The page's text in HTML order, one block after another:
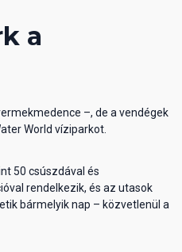
a
–, de a vendégek
World víziparkot.
50 csúszdával és
rendelkezik, és az utasok
bármelyik nap – közvetlenül a